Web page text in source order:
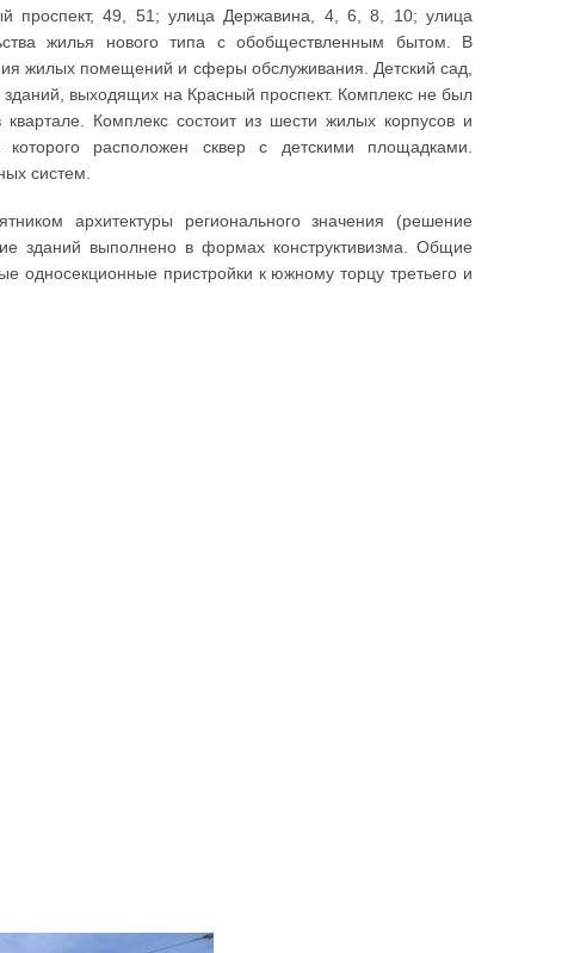
проспект, 49, 51; улица Державина, 4, 6, 8, 10; улица
жилья нового типа с обобществленным бытом. В
жилых помещений и сферы обслуживания. Детский сад,
выходящих на Красный проспект. Комплекс не был
Комплекс состоит из шести жилых корпусов и
расположен сквер с детскими площадками.
систем.
архитектуры регионального значения (решение
зданий выполнено в формах конструктивизма. Общие
односекционные пристройки к южному торцу третьего и